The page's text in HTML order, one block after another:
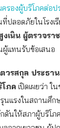
รองผู้บริโภคต่อป
ปลอดภัยในโรงเ
เนิน ผู้ตรวจรา
ผู้แทนรับข้อเสนอ
รสกุล ประธาน
ภคเปิดเผยว่า
นแรงในสถานศึก
กดันให้สภาผู้บริโ